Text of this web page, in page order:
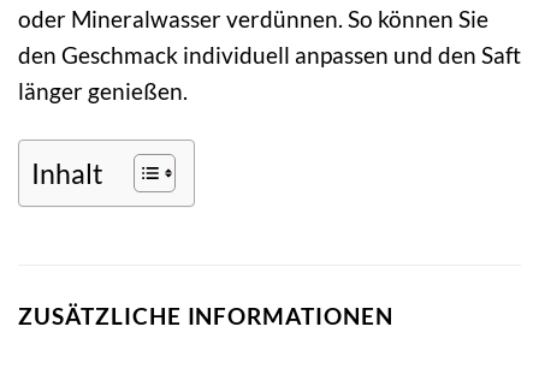
oder Mineralwasser verdünnen. So können Sie
den Geschmack individuell anpassen und den Saft
länger genießen.
Inhalt
ZUSÄTZLICHE INFORMATIONEN